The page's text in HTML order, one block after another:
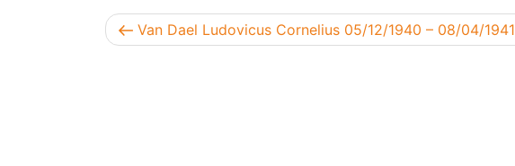
Berichtnavigatie
Vorig bericht
Van Dael Ludovicus Cornelius 05/12/1940 – 08/04/1941